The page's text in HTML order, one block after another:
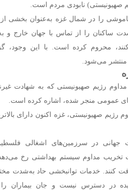
صهیونیستی) نابودی مردم است.
از ۲ ماه است که خاموشی را در شمال غزه به‌عنوان
ساکنان را از تماس با جهان خارج و
محروم کرده است. با این وجود،
منتشر می‌شود.
رژیم صهیونیستی که به شهادت
عمومی منجر شده، اشاره کرده است.
رژیم صهیونیستی، غزه اکنون دارای
جهانی در سرزمین‌های اشغالی
تخریب مداوم سیستم بهداشتی رخ
کنند. خدمات توانبخشی حاد به‌شدت
در دسترس نیست و جان بیماران